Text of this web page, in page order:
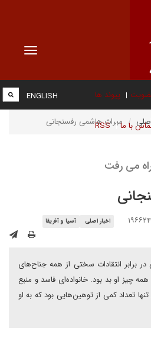
Toggle
پیوند ها
با ما RSS
ENGLISH
میراث هاشمی رفسنجانی
می رفت
اخبار اصلی آسیا و آفریقا
برابر انتقادات سختی از همه جناح‌های
چیز او بد بود. خانواده‌ای فاسد و منبع
تعداد کمی از توهین‌هایی بود که به او